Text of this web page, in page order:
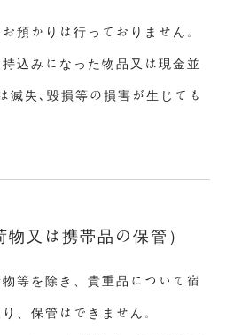
預かりは行っておりません。
込みになった物品又は現金並
滅失､毀損等の損害が生じても
物又は携帯品の保管）
等を除き、貴重品について宿
、保管はできません。